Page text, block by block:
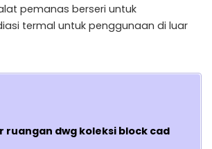
pemanas berseri untuk
termal untuk penggunaan di luar
ruangan dwg koleksi block cad